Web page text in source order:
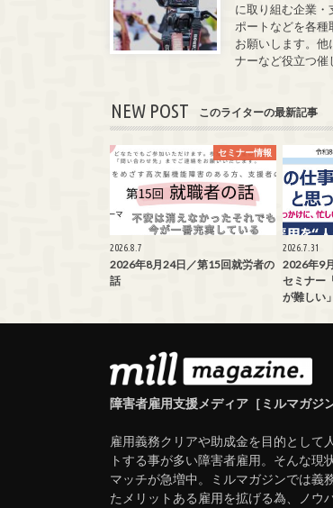
に取り組む企業
ポートなどを各
お願いします。他
ナーなど役立つ催
NEW POST このライターの最新記事
セミナー情報
2026.8.7
2026年8月24日／第15回就労者の
話
2026.7.31
2026年9
セミナー
が難しい
障害者雇用支援メディア［ミルマガジン
雇用義務クリアや助成金を目的として
トする事が多い障害者雇用。そんな現
マッチが急増中。ミルマガジンでは義
たメリットある雇用を拡げる為、ノウ